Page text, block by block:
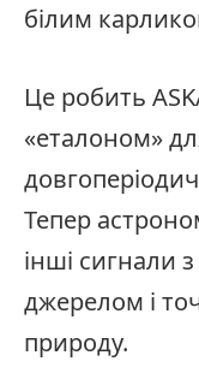
білим
Це робить
«еталоном»
Тепер
інші сигнали
джерелом і
природу.